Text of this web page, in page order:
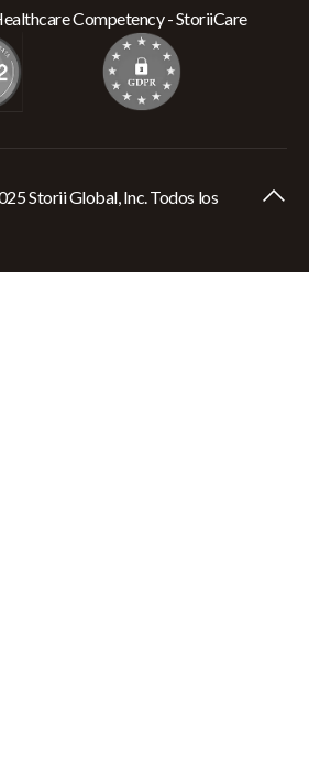
Storii Global, Inc. Todos los